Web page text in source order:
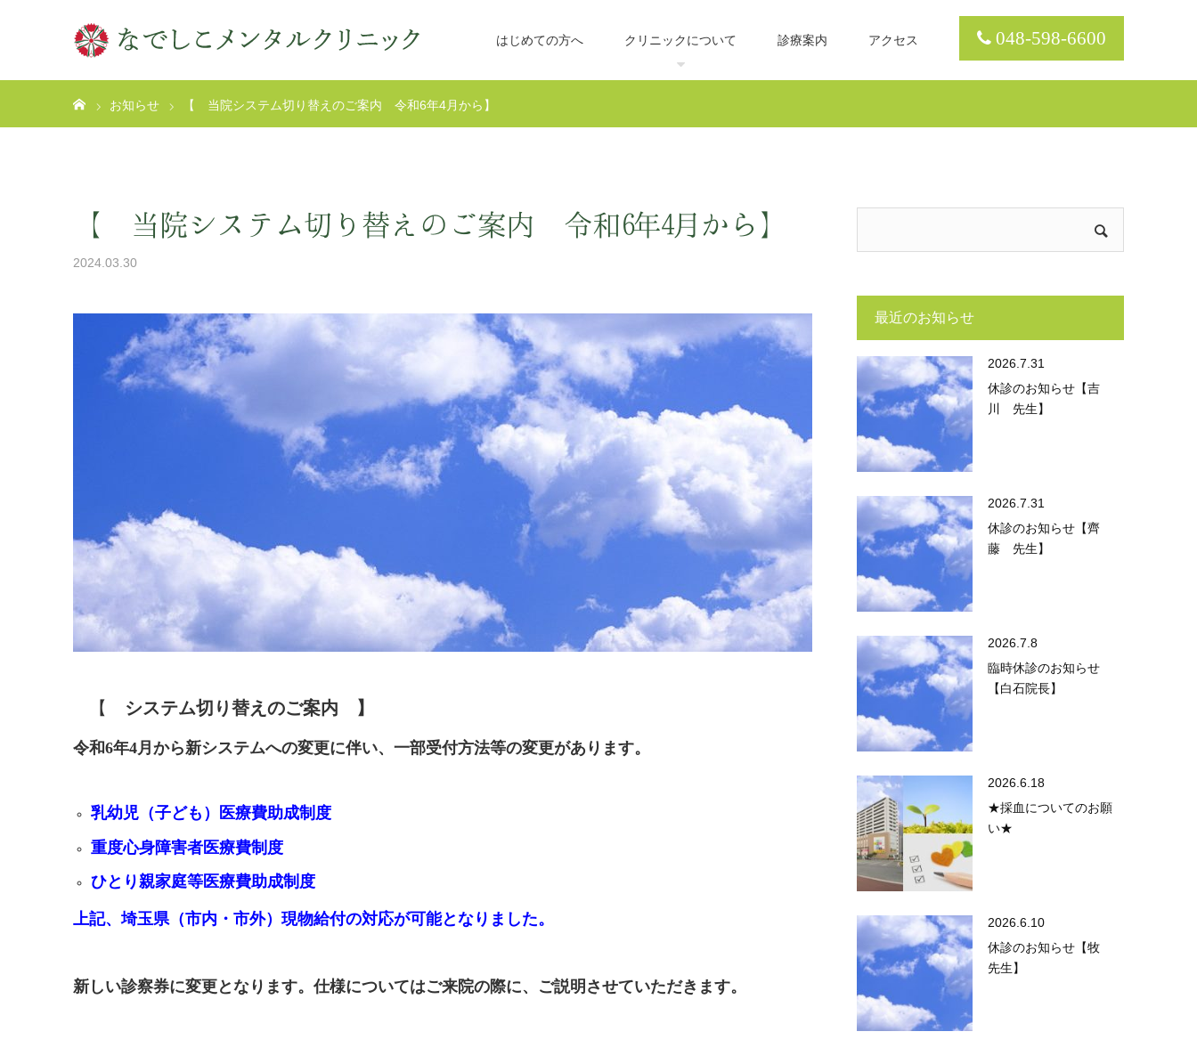
048-598-6600
はじめての方へ クリニックについて 診療案内 アクセス
お知らせ 【 当院システム切り替えのご案内 令和6年4月から】
【 当院システム切り替えのご案内 令和6年4月から】
2024.03.30
【 システム切り替えのご案内 】
令和6年4月から新システムへの変更に伴い、一部受付方法等の変更があります。
乳幼児（子ども）医療費助成制度
重度心身障害者医療費制度
ひとり親家庭等医療費助成制度
上記、埼玉県（市内・市外）現物給付の対応が可能となりました。
新しい診察券に変更となります。仕様についてはご来院の際に、ご説明させていただきます。
最近のお知らせ
休診のお知らせ【吉
川 先生】
2026.7.31
休診のお知らせ【齊
藤 先生】
2026.7.31
臨時休診のお知らせ
【白石院長】
2026.7.8
★採血についてのお願
い★
2026.6.18
休診のお知らせ【牧
先生】
2026.6.10